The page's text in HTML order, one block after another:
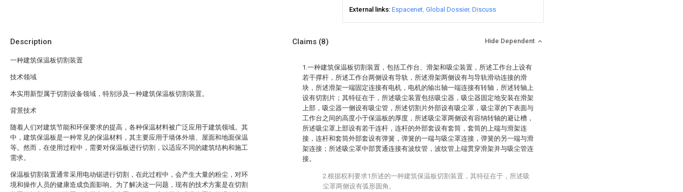
External links Espacenet Global Dossier Discuss
Description
一种建筑保温板切割装置
技术领域
本实用新型属于切割设备领域，特别涉及一种建筑保温板切割装置。
背景技术
随着人们对建筑节能和环保要求的提高，各种保温材料被广泛应用于建筑领域。其
中，建筑保温板是一种常见的保温材料，其主要应用于墙体外墙、屋面和地面保温
等。然而，在使用过程中，需要对保温板进行切割，以适应不同的建筑结构和施工
需求。
保温板切割装置通常采用电动锯进行切割，在此过程中，会产生大量的粉尘，对环
境和操作人员的健康造成负面影响。为了解决这一问题，现有的技术方案是在切割
Claims (8) Hide Dependent
1.一种建筑保温板切割装置，包括工作台、滑架和吸尘装置，所述工作台上设有
若干撑杆，所述工作台两侧设有导轨，所述滑架两侧设有与导轨滑动连接的滑
块，所述滑架一端固定连接有电机，电机的输出轴一端连接有转轴，所述转轴上
设有切割片；其特征在于，所述吸尘装置包括吸尘器，吸尘器固定地安装在滑架
上部，吸尘器一侧设有吸尘管，所述切割片外部设有吸尘罩，吸尘罩的下表面与
工作台之间的高度小于保温板的厚度，所述吸尘罩两侧设有容纳转轴的避让槽，
所述吸尘罩上部设有若干连杆，连杆的外部套设有套筒，套筒的上端与滑架连
接，连杆和套筒外部套设有弹簧，弹簧的一端与吸尘罩连接，弹簧的另一端与滑
架连接；所述吸尘罩中部贯通连接有波纹管，波纹管上端贯穿滑架并与吸尘管连
接。
2.根据权利要求1所述的一种建筑保温板切割装置，其特征在于，所述吸
尘罩两侧设有弧形圆角。